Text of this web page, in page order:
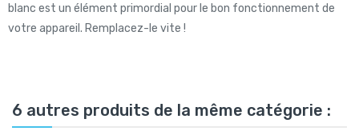
blanc est un élément primordial pour le bon fonctionnement de
votre appareil. Remplacez-le vite !
6 autres produits de la même catégorie :